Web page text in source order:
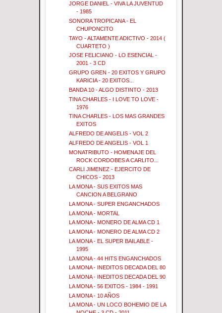
JORGE DANIEL - VIVA LA JUVENTUD
- 1985
SONORA TROPICANA - EL
CHUPONCITO
TAYO - ALTAMENTE ADICTIVO - 2014 (
CUARTETO )
JOSE FELICIANO - LO ESENCIAL -
2001 - 3 CD
GRUPO GREN - 20 EXITOS Y GRUPO
KARICIA - 20 EXITOS...
BANDA 10 - ALGO DISTINTO - 2013
TINA CHARLES - I LOVE TO LOVE -
1976
TINA CHARLES - LOS MAS GRANDES
EXITOS
ALFREDO DE ANGELIS - VOL 2
ALFREDO DE ANGELIS - VOL 1
MONATRIBUTO - HOMENAJE DEL
ROCK CORDOBES A CARLITO...
CARLI JIMENEZ - EJERCITO DE
CHICOS - 2013
LA MONA - SUS EXITOS MAS
CANCION A BELGRANO
LA MONA - SUPER ENGANCHADOS
LA MONA - MORTAL
LA MONA - MONERO DE ALMA CD 1
LA MONA - MONERO DE ALMA CD 2
LA MONA - EL SUPER BAILABLE -
1995
LA MONA - 44 HITS ENGANCHADOS
LA MONA - INEDITOS DECADA DEL 80
LA MONA - INEDITOS DECADA DEL 90
LA MONA - 56 EXITOS - 1984 - 1991
LA MONA - 10 AÑOS
LA MONA - UN LOCO BOHEMIO DE LA